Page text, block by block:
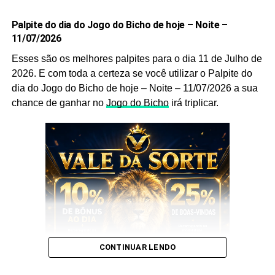
Não deixe de anotar.
Prepare caneta e papel e Anote cada
você faça o jogo perfeito, e aumente a sua probabilidade
de ganhar nojogo do bicho no dia 03 de Junho de 2026.
Após anotar as nossas dicas e os nossospalpites do
são indispensáveis, pois as utilizamos você aumenta
ainda mais a sua chance de acertar o bicho
que vai dar
no poste.
Palpite do dia do Jogo do Bicho
Sem mais delongas esses são os nossosPalpites
Palpite do dia do Jogo do Bicho de hoje – Noite –
11/07/2026
Esses são os melhores palpites para o dia 11 de Julho de
2026. E com toda a certeza se você utilizar o Palpite do
dia do Jogo do Bicho de hoje – Noite – 11/07/2026 a sua
chance de ganhar no Jogo do Bichoirá triplicar.
CONTINUAR LENDO